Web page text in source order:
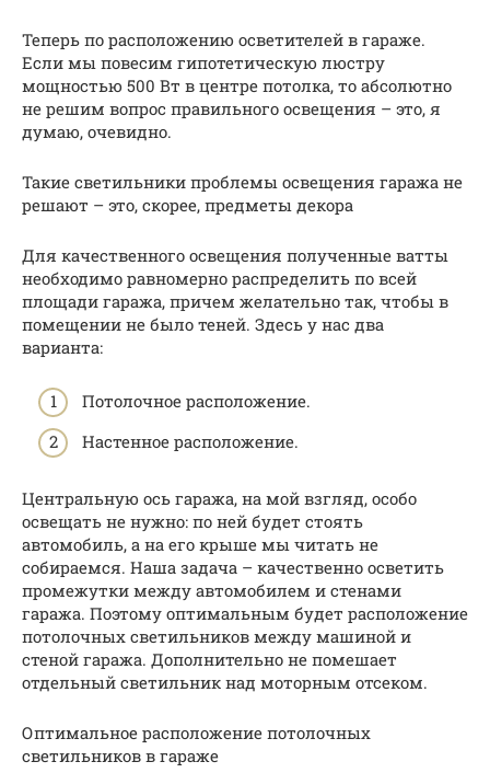
Теперь по расположению осветителей в гараже.
Если мы повесим гипотетическую люстру
мощностью 500 Вт в центре потолка, то абсолютно
не решим вопрос правильного освещения – это, я
думаю, очевидно.
Такие светильники проблемы освещения гаража не
решают – это, скорее, предметы декора
Для качественного освещения полученные ватты
необходимо равномерно распределить по всей
площади гаража, причем желательно так, чтобы в
помещении не было теней. Здесь у нас два
варианта:
Потолочное расположение.
Настенное расположение.
Центральную ось гаража, на мой взгляд, особо
освещать не нужно: по ней будет стоять
автомобиль, а на его крыше мы читать не
собираемся. Наша задача – качественно осветить
промежутки между автомобилем и стенами
гаража. Поэтому оптимальным будет расположение
потолочных светильников между машиной и
стеной гаража. Дополнительно не помешает
отдельный светильник над моторным отсеком.
Оптимальное расположение потолочных
светильников в гараже